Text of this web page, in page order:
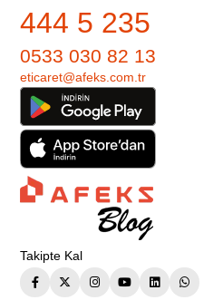
444 5 235
0533 030 82 13
eticaret@afeks.com.tr
Takipte Kal